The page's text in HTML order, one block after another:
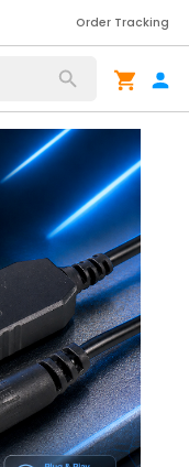
Order Tracking